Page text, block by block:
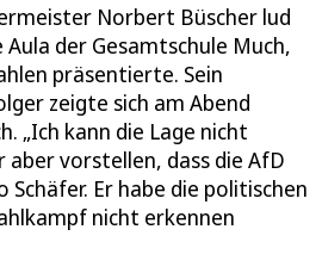
Norbert Büscher lud
Aula der Gesamtschule Much,
präsentierte. Sein
zeigte sich am Abend
„Ich kann die Lage nicht
aber vorstellen, dass die AfD
Schäfer. Er habe die politischen
nicht erkennen